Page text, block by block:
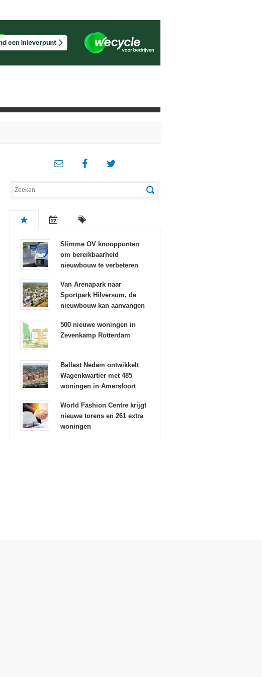
Slimme OV knooppunten
om bereikbaarheid
nieuwbouw te verbeteren
Van Arenapark naar
Sportpark Hilversum, de
nieuwbouw kan aanvangen
500 nieuwe woningen in
Zevenkamp Rotterdam
Ballast Nedam ontwikkelt
Wagenkwartier met 485
woningen in Amersfoort
World Fashion Centre krijgt
nieuwe torens en 261 extra
woningen